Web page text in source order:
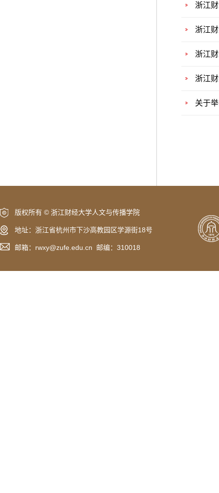
浙江
浙江
浙江
浙江
关于
版权所有 © 浙江财经大学人文与传播学院
地址：浙江省杭州市下沙高教园区学源街18号
邮箱：rwxy@zufe.edu.cn 邮编：310018